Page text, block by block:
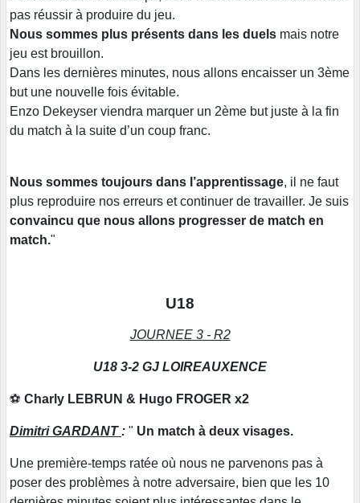
pas réussir à produire du jeu.
Nous sommes plus présents dans les duels mais notre
jeu est brouillon.
Dans les dernières minutes, nous allons encaisser un 3ème
but une nouvelle fois évitable.
Enzo Dekeyser viendra marquer un 2ème but juste à la fin
du match à la suite d’un coup franc.
Nous sommes toujours dans l’apprentissage, il ne faut
plus reproduire nos erreurs et continuer de travailler. Je suis
convaincu que nous allons progresser de match en
match."
U18
JOURNEE 3 - R2
U18 3-2 GJ LOIREAUXENCE
⚽ Charly LEBRUN & Hugo FROGER x2
Dimitri GARDANT : " Un match à deux visages.
Une première-temps ratée où nous ne parvenons pas à
poser des problèmes à notre adversaire, bien que les 10